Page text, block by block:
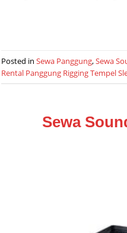
Posted in Sewa Panggung,Sewa
Rental Panggung Rigging Tempel
Sewa